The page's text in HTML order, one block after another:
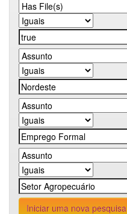
Iniciar uma nova pesquisa